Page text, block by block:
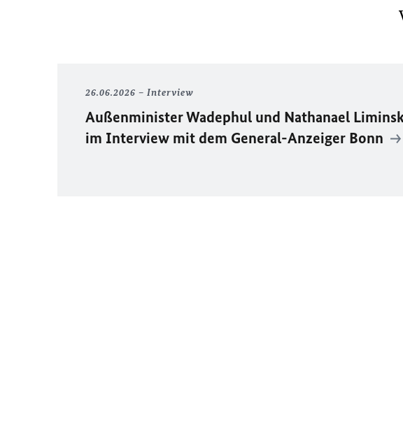
26.06.2026 Interview
Außenminister Wadephul und Nathanael
im Interview mit dem General-Anzeiger Bonn